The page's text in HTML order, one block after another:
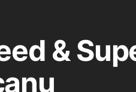
&